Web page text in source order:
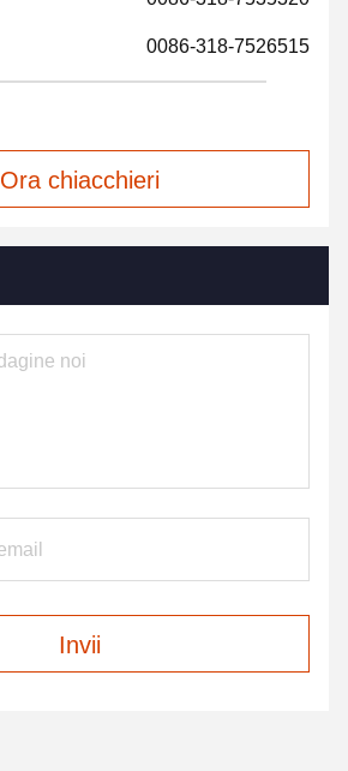
0086-318-7526515
Ora chiacchieri
Invii